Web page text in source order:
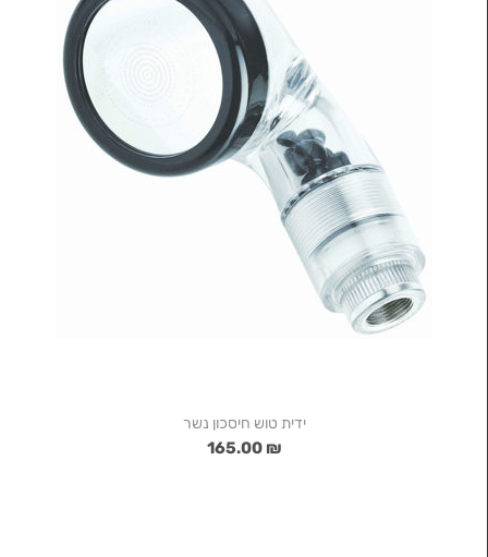
ידית טוש חיסכון נשר
₪ 165.00